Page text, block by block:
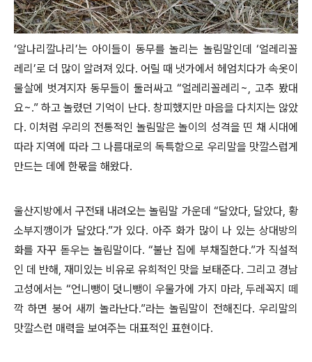
‘알나리깔나리’는 아이들이 동무를 놀리는 놀림말인데 ‘얼레리꼴
레리’로 더 많이 알려져 있다. 어릴 때 냇가에서 헤엄치다가 속옷이
물살에 벗겨지자 동무들이 둘러싸고 “얼레리꼴레리~, 고추 봤대
요~.” 하고 놀렸던 기억이 난다. 창피했지만 마음을 다치지는 않았
다. 이처럼 우리의 전통적인 놀림말은 놀이의 성격을 띤 채 시대에
따라 지역에 따라 그 나름대로의 독특함으로 우리말을 맛깔스럽게
만드는 데에 한몫을 해왔다.
울산지방에서 구전돼 내려오는 놀림말 가운데 “달았다, 달았다, 황
소부지깽이가 달았다.”가 있다. 아주 화가 많이 나 있는 상대방의
화를 자꾸 돋우는 놀림말이다. “불난 집에 부채질한다.”가 직설적
인 데 반해, 재미있는 비유로 유희적인 맛을 보태준다. 그리고 경남
고성에서는 “언니뺑이 덧니뺑이 우물가에 가지 마라, 두레꼭지 떼
깍 하면 붕어 새끼 놀라난다.”라는 놀림말이 전해진다. 우리말의
맛깔스런 매력을 보여주는 대표적인 표현이다.